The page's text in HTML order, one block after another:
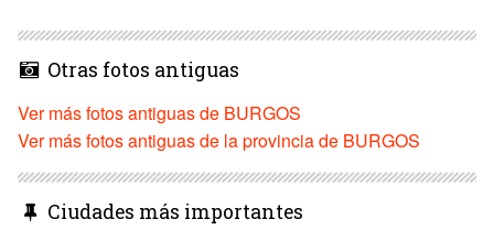
Otras fotos antiguas
Ver más fotos antiguas de BURGOS
Ver más fotos antiguas de la provincia de BURGOS
Ciudades más importantes